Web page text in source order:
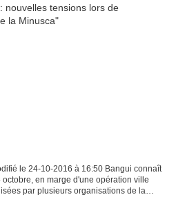
le 24-10-2016 à 16:50 Bangui connaît
en marge d'une opération ville
par plusieurs organisations de la